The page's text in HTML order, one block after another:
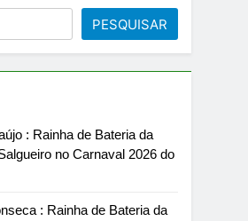
PESQUISAR
: Rainha de Bateria da
no Carnaval 2026 do
: Rainha de Bateria da